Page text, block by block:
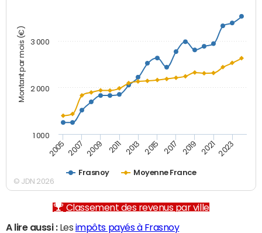
Montant par mois (€)
Frasnoy Moyenne France
2005 2007 2009 2011 2013 2015 2017 2019 2021 2023
1 000
2 000
3 000
© JDN 2026
Classement des revenus par ville
A lire aussi :Les impôts payés à Frasnoy